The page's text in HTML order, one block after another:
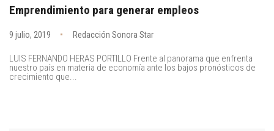
Emprendimiento para generar empleos
9 julio, 2019 Redacción Sonora Star
LUIS FERNANDO HERAS PORTILLO Frente al panorama que enfrenta
nuestro país en materia de economía ante los bajos pronósticos de
crecimiento que...